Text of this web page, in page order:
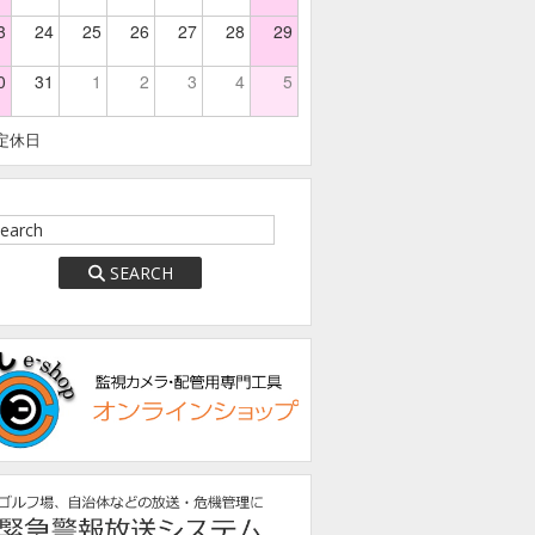
24 25 26 27 28 29
31 1 2 3 4 5
休日
SEARCH